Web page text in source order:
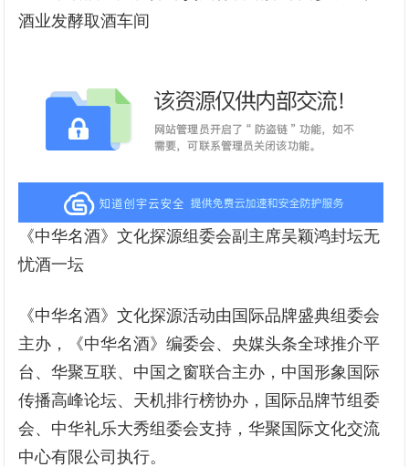
酒业发酵取酒车间
《中华名酒》文化探源组委会副主席吴颖鸿封坛无
忧酒一坛
《中华名酒》文化探源活动由国际品牌盛典组委会
主办，《中华名酒》编委会、央媒头条全球推介平
台、华聚互联、中国之窗联合主办，中国形象国际
传播高峰论坛、天机排行榜协办，国际品牌节组委
会、中华礼乐大秀组委会支持，华聚国际文化交流
中心有限公司执行。